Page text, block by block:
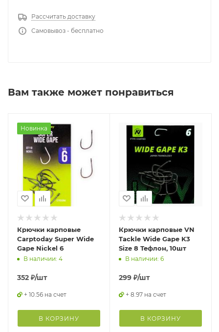
Рассчитать доставку
Самовывоз - бесплатно
Вам также может понравиться
Новинка
Крючки карповые
Carptoday Super Wide
Gape Nickel 6
В наличии: 4
352 ₽/шт
+ 10.56 на счет
В КОРЗИНУ
Крючки карповые VN
Tackle Wide Gape K3
Size 8 Тефлон, 10шт
В наличии: 6
299 ₽/шт
+ 8.97 на счет
В КОРЗИНУ